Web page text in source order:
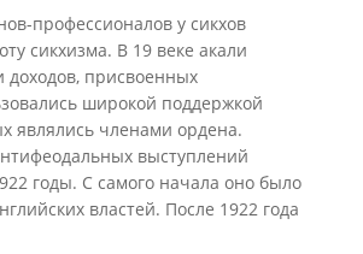
профессионалов у сикхов
сикхизма. В 19 веке акали
доходов, присвоенных
широкой поддержкой
являлись членами ордена.
выступлений
годы. С самого начала оно было
властей. После 1922 года